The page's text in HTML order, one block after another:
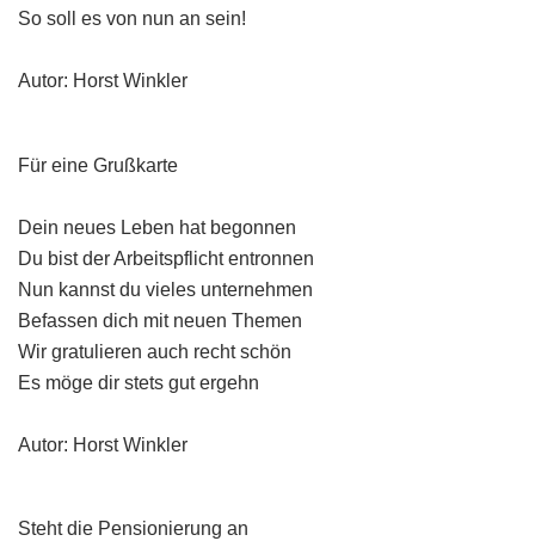
So soll es von nun an sein!
Autor: Horst Winkler
Für eine Grußkarte
Dein neues Leben hat begonnen
Du bist der Arbeitspflicht entronnen
Nun kannst du vieles unternehmen
Befassen dich mit neuen Themen
Wir gratulieren auch recht schön
Es möge dir stets gut ergehn
Autor: Horst Winkler
Steht die Pensionierung an